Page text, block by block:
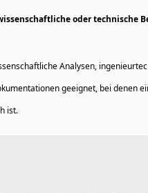
oder technische
Analysen,
geeignet, bei denen
ist.